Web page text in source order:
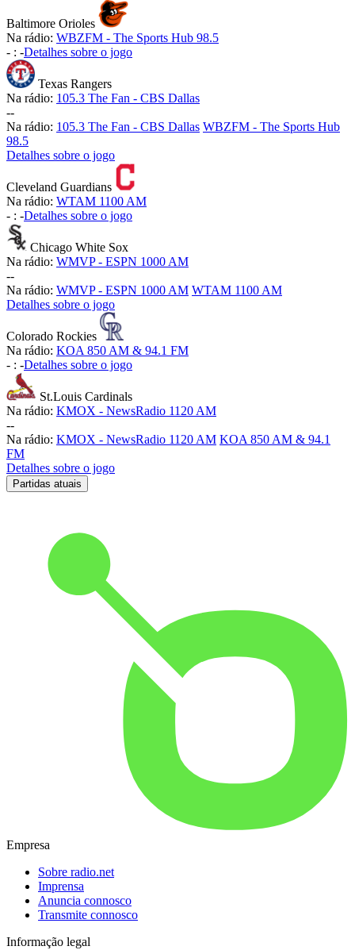
Baltimore Orioles
Na rádio: WBZFM - The Sports Hub 98.5
- : -Detalhes sobre o jogo
Texas Rangers
Na rádio: 105.3 The Fan - CBS Dallas
--
Na rádio: 105.3 The Fan - CBS Dallas WBZFM - The Sports Hub
98.5
Detalhes sobre o jogo
Cleveland Guardians
Na rádio: WTAM 1100 AM
- : -Detalhes sobre o jogo
Chicago White Sox
Na rádio: WMVP - ESPN 1000 AM
--
Na rádio: WMVP - ESPN 1000 AM WTAM 1100 AM
Detalhes sobre o jogo
Colorado Rockies
Na rádio: KOA 850 AM & 94.1 FM
- : -Detalhes sobre o jogo
St.Louis Cardinals
Na rádio: KMOX - NewsRadio 1120 AM
--
Na rádio: KMOX - NewsRadio 1120 AM KOA 850 AM & 94.1
FM
Detalhes sobre o jogo
Partidas atuais
Empresa
Sobre radio.net
Imprensa
Anuncia connosco
Transmite connosco
Informação legal